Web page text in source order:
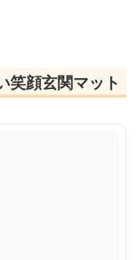
笑顔玄関マット